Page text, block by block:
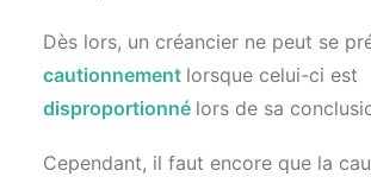
Dès lors, un créancier ne peut se
cautionnement lorsque celui-ci est
disproportionné lors de sa
Cependant, il faut encore que la